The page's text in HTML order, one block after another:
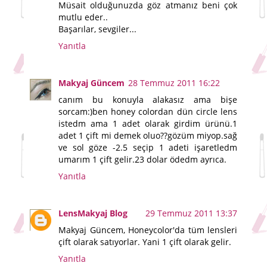
Müsait olduğunuzda göz atmanız beni çok
mutlu eder..
Başarılar, sevgiler...
Yanıtla
Makyaj Güncem 28 Temmuz 2011 16:22
canım bu konuyla alakasız ama bişe
sorcam:)ben honey colordan dün circle lens
istedm ama 1 adet olarak girdim ürünü.1
adet 1 çift mi demek oluo??gözüm miyop.sağ
ve sol göze -2.5 seçip 1 adeti işaretledm
umarım 1 çift gelir.23 dolar ödedm ayrıca.
Yanıtla
LensMakyaj Blog
29 Temmuz 2011 13:37
Makyaj Güncem, Honeycolor'da tüm lensleri
çift olarak satıyorlar. Yani 1 çift olarak gelir.
Yanıtla